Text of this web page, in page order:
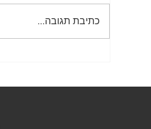
שלטי נגישות
כתיבת תגובה...